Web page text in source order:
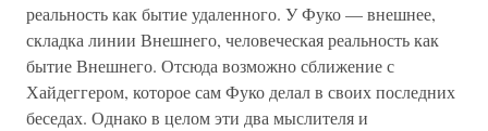
реальность как бытие удаленного. У Фуко — внешнее,
складка линии Внешнего, человеческая реальность как
бытие Внешнего. Отсюда возможно сближение с
Хайдеггером, которое сам Фуко делал в своих последних
беседах. Однако в целом эти два мыслителя и